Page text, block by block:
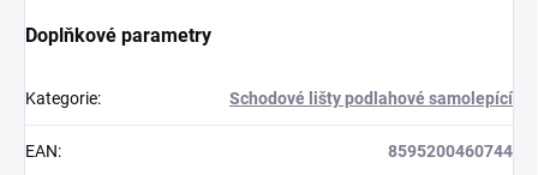
Doplňkové parametry
Kategorie: Schodové lišty podlahové samolepící
EAN: 8595200460744